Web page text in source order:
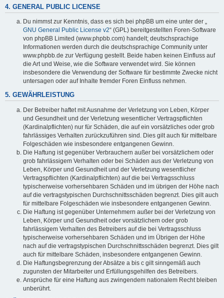
4. GENERAL PUBLIC LICENSE
Du nimmst zur Kenntnis, dass es sich bei phpBB um eine unter der „
GNU General Public License v2“ (GPL) bereitgestellten Foren-Software
von phpBB Limited (www.phpbb.com) handelt; deutschsprachige
Informationen werden durch die deutschsprachige Community unter
www.phpbb.de zur Verfügung gestellt. Beide haben keinen Einfluss auf
die Art und Weise, wie die Software verwendet wird. Sie können
insbesondere die Verwendung der Software für bestimmte Zwecke nicht
untersagen oder auf Inhalte fremder Foren Einfluss nehmen.
5. GEWÄHRLEISTUNG
Der Betreiber haftet mit Ausnahme der Verletzung von Leben, Körper
und Gesundheit und der Verletzung wesentlicher Vertragspflichten
(Kardinalpflichten) nur für Schäden, die auf ein vorsätzliches oder grob
fahrlässiges Verhalten zurückzuführen sind. Dies gilt auch für mittelbare
Folgeschäden wie insbesondere entgangenen Gewinn.
Die Haftung ist gegenüber Verbrauchern außer bei vorsätzlichem oder
grob fahrlässigem Verhalten oder bei Schäden aus der Verletzung von
Leben, Körper und Gesundheit und der Verletzung wesentlicher
Vertragspflichten (Kardinalpflichten) auf die bei Vertragsschluss
typischerweise vorhersehbaren Schäden und im übrigen der Höhe nach
auf die vertragstypischen Durchschnittsschäden begrenzt. Dies gilt auch
für mittelbare Folgeschäden wie insbesondere entgangenen Gewinn.
Die Haftung ist gegenüber Unternehmern außer bei der Verletzung von
Leben, Körper und Gesundheit oder vorsätzlichem oder grob
fahrlässigem Verhalten des Betreibers auf die bei Vertragsschluss
typischerweise vorhersehbaren Schäden und im Übrigen der Höhe
nach auf die vertragstypischen Durchschnittsschäden begrenzt. Dies gilt
auch für mittelbare Schäden, insbesondere entgangenen Gewinn.
Die Haftungsbegrenzung der Absätze a bis c gilt sinngemäß auch
zugunsten der Mitarbeiter und Erfüllungsgehilfen des Betreibers.
Ansprüche für eine Haftung aus zwingendem nationalem Recht bleiben
unberührt.